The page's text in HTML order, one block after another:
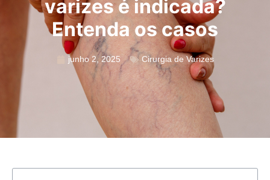
varizes é indicada?
Entenda os casos
junho 2, 2025 Cirurgia de Varizes